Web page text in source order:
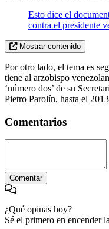
Esto dice el
contra el presidente
Mostrar contenido
Por otro lado, el tema es
tiene al arzobispo
‘número dos’ de su
Pietro Parolín, hasta el
Comentarios
Comentar
¿Qué opinas hoy?
Sé el primero en encender